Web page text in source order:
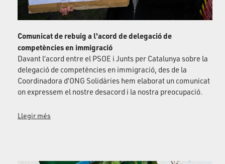
Comunicat de rebuig a l'acord de delegació de
competències en immigració
Davant l’acord entre el PSOE i Junts per Catalunya sobre la
delegació de competències en immigració, des de la
Coordinadora d’ONG Solidàries hem elaborat un comunicat
on expressem el nostre desacord i la nostra preocupació.
Llegir més